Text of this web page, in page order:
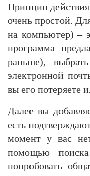
Принцип
очень простой.
на компьютер) –
программа
раньше),
электронной
вы его потеряете
Далее вы
есть
момент у вас
помощью
попробовать